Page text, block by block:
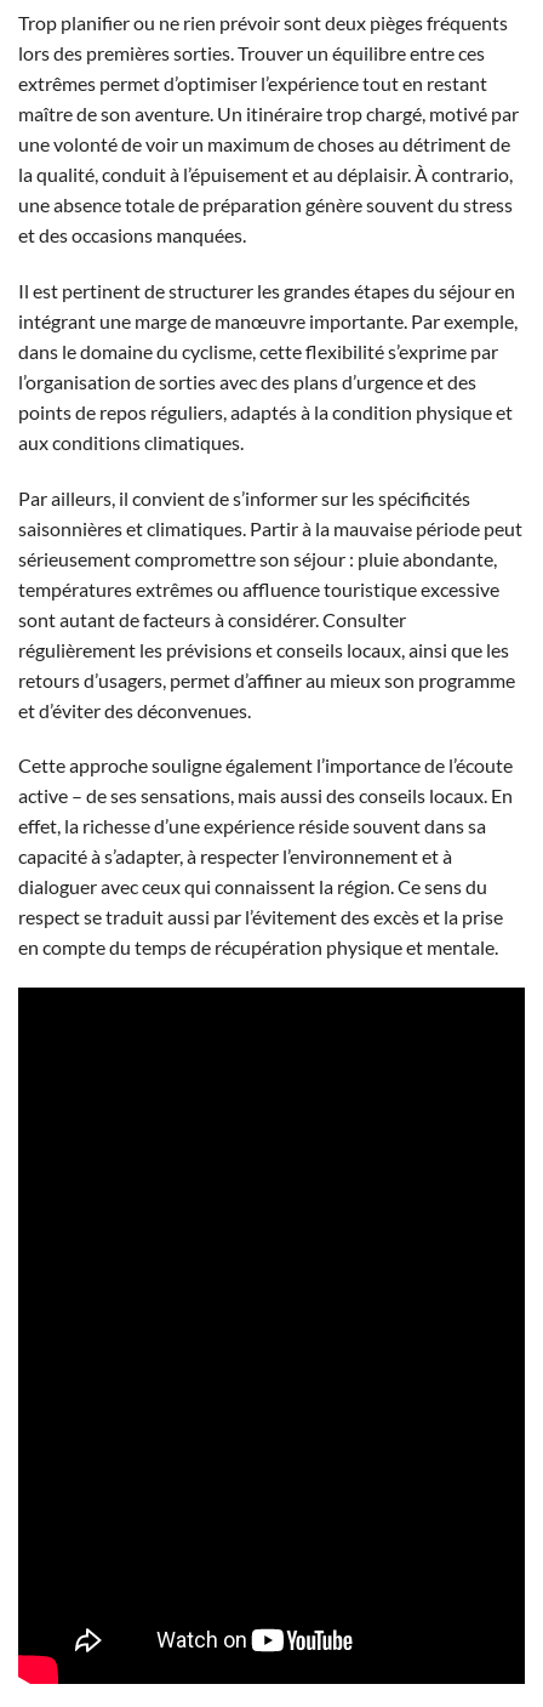
Trop planifier ou ne rien prévoir sont deux pièges fréquents
lors des premières sorties. Trouver un équilibre entre ces
extrêmes permet d’optimiser l’expérience tout en restant
maître de son aventure. Un itinéraire trop chargé, motivé par
une volonté de voir un maximum de choses au détriment de
la qualité, conduit à l’épuisement et au déplaisir. À contrario,
une absence totale de préparation génère souvent du stress
et des occasions manquées.
Il est pertinent de structurer les grandes étapes du séjour en
intégrant une marge de manœuvre importante. Par exemple,
dans le domaine du cyclisme, cette flexibilité s’exprime par
l’organisation de sorties avec des plans d’urgence et des
points de repos réguliers, adaptés à la condition physique et
aux conditions climatiques.
Par ailleurs, il convient de s’informer sur les spécificités
saisonnières et climatiques. Partir à la mauvaise période peut
sérieusement compromettre son séjour : pluie abondante,
températures extrêmes ou affluence touristique excessive
sont autant de facteurs à considérer. Consulter
régulièrement les prévisions et conseils locaux, ainsi que les
retours d’usagers, permet d’affiner au mieux son programme
et d’éviter des déconvenues.
Cette approche souligne également l’importance de l’écoute
active – de ses sensations, mais aussi des conseils locaux. En
effet, la richesse d’une expérience réside souvent dans sa
capacité à s’adapter, à respecter l’environnement et à
dialoguer avec ceux qui connaissent la région. Ce sens du
respect se traduit aussi par l’évitement des excès et la prise
en compte du temps de récupération physique et mentale.